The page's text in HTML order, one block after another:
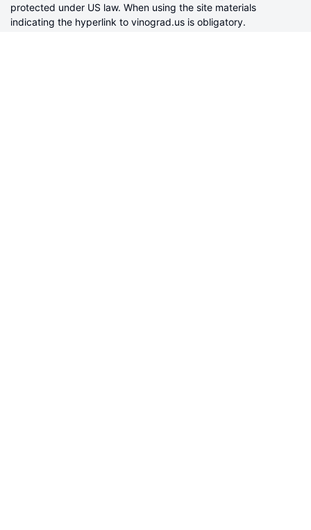
protected under US law. When using the site materials
indicating the hyperlink to vinograd.us is obligatory.